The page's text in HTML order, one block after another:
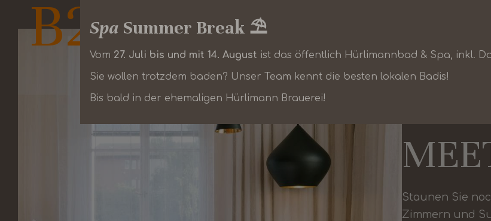
Spa Summer Break ⛱️
Vom 27. Juli bis und mit 14. August ist das öffentlich Hürlimannbad & Spa, inkl.
Sie wollen trotzdem baden? Unser Team kennt die besten lokalen Badis!
Bis bald in der ehemaligen Hürlimann Brauerei!
B2sleep
Staunen Sie
Zimmern und